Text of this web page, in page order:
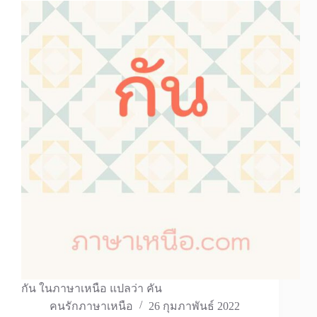
กัน ในภาษาเหนือ แปลว่า คัน
คนรักภาษาเหนือ
26 กุมภาพันธ์ 2022